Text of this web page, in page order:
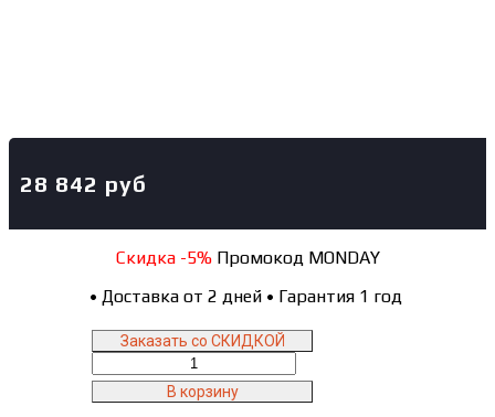
28 842 руб
Скидка -5%Промокод MONDAY
• Доставка от 2 дней • Гарантия 1 год
Заказать со СКИДКОЙ
товара
OPT-
В корзину